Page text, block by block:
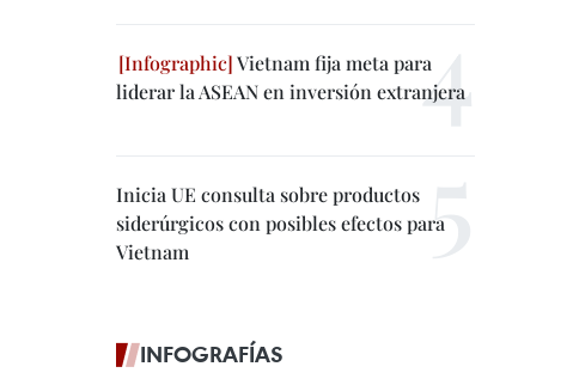
Vietnam fija meta para
liderar la ASEAN en inversión extranjera
Inicia UE consulta sobre productos
siderúrgicos con posibles efectos para
Vietnam
INFOGRAFÍAS